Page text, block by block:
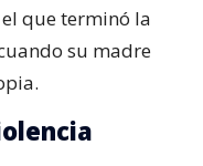
que terminó la
su madre